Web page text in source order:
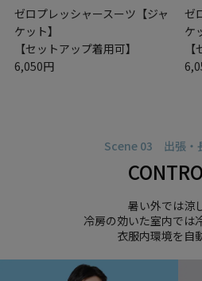
ゼロプレッシャースーツ【ジャ
ケット】
【セットアップ着用可】
6,050円
ゼ
ケ
Scene 03 出張・
暑い外では涼
冷房の効いた室内では
衣服内環境を自